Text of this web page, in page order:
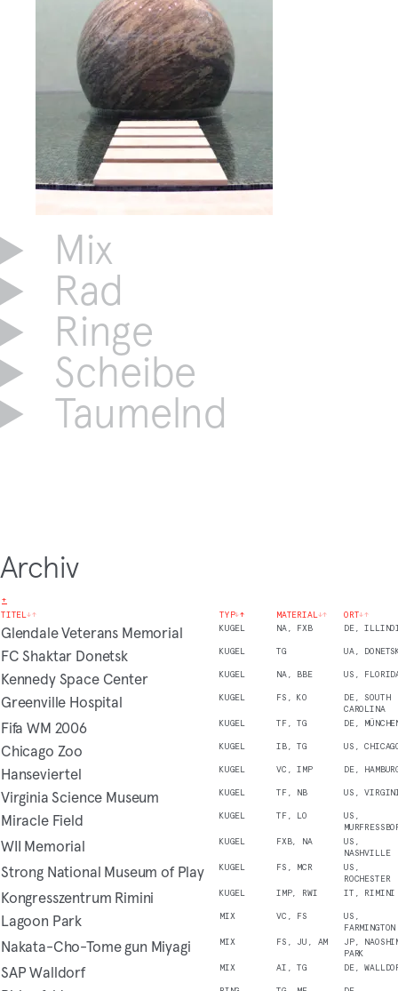
Mix
Rad
Ringe
Scheibe
Taumelnd
Archiv
+
TITEL↓↑ TYP↓↑ MATERIAL↓↑ ORT↓↑
Glendale Veterans Memorial KUGEL NA, FXB DE,
FC Shaktar Donetsk KUGEL TG UA,
Kennedy Space Center KUGEL NA, BBE US,
Greenville Hospital KUGEL FS, KO
DE, SOUTH
CAROLINA
Fifa WM 2006 KUGEL TF, TG DE,
Chicago Zoo KUGEL IB, TG US,
Hanseviertel KUGEL VC, IMP DE,
Virginia Science Museum KUGEL TF, NB US,
Miracle Field KUGEL TF, LO
US,
WII Memorial KUGEL FXB, NA
US,
NASHVILLE
Strong National Museum of Play KUGEL FS, MCR
US,
ROCHESTER
Kongresszentrum Rimini KUGEL IMP, RWI IT, RIMINI
Lagoon Park MIX VC, FS
US,
FARMINGTON
Nakata-Cho-Tome gun Miyagi MIX FS, JU, AM
JP,
PARK
SAP Walldorf MIX AI, TG DE,